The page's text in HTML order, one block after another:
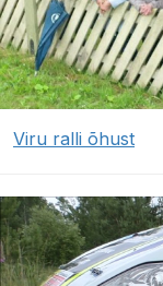
Viru ralli õhust